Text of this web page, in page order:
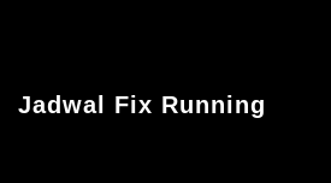
Jadwal Fix Running